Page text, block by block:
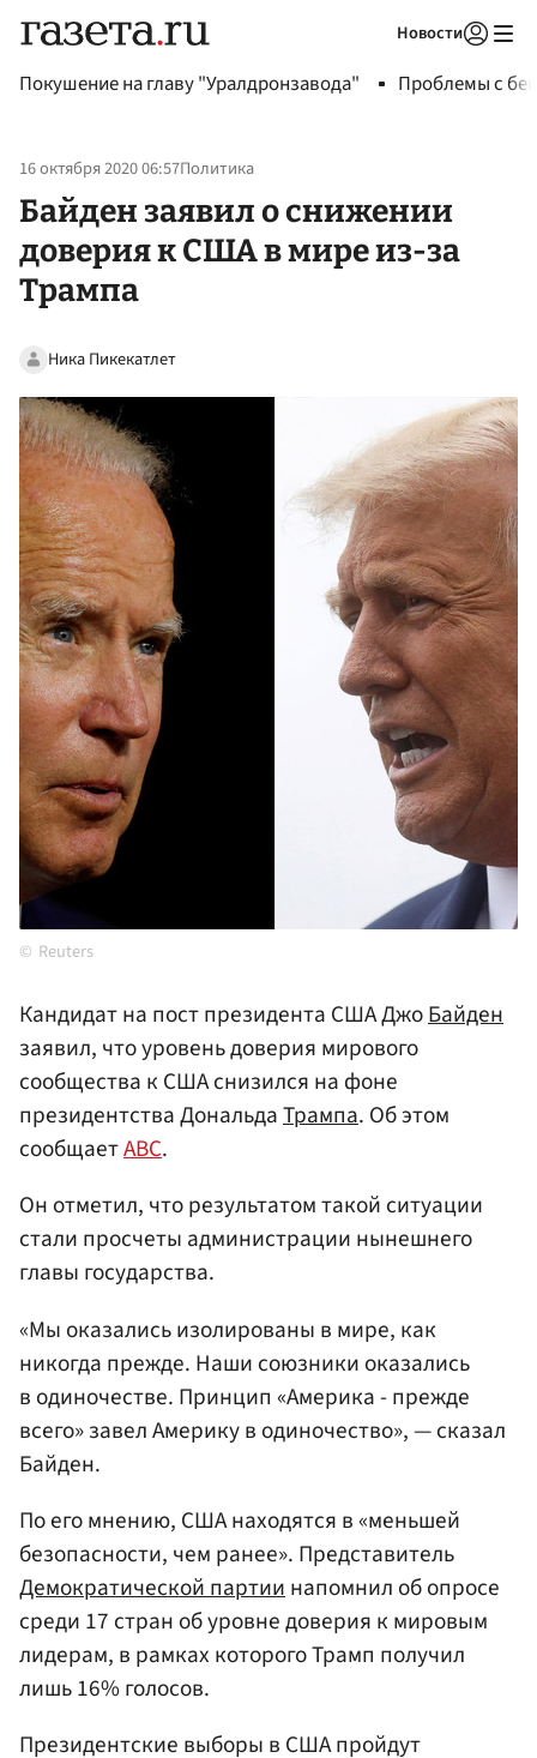
Новости
Покушение на главу "Уралдронзавода" Проблемы с
16 октября 2020 06:57Политика
Байден заявил о снижении
доверия к США в мире из-за
Трампа
Ника Пикекатлет
Reuters
Кандидат на пост президента США ДжоБайден
заявил, что уровень доверия мирового
сообщества к США снизился на фоне
президентства ДональдаТрампа. Об этом
сообщаетABC.
Он отметил, что результатом такой ситуации
стали просчеты администрации нынешнего
главы государства.
«Мы оказались изолированы в мире, как
никогда прежде. Наши союзники оказались
в одиночестве. Принцип «Америка - прежде
всего» завел Америку в одиночество», — сказал
Байден.
По его мнению, США находятся в «меньшей
безопасности, чем ранее». Представитель
Демократической партиинапомнил об опросе
среди 17 стран об уровне доверия к мировым
лидерам, в рамках которого Трамп получил
лишь 16% голосов.
Президентские выборы в США пройдут